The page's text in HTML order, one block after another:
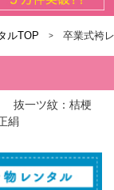
ルTOP 卒業式袴
抜一ツ紋：桔梗
絹